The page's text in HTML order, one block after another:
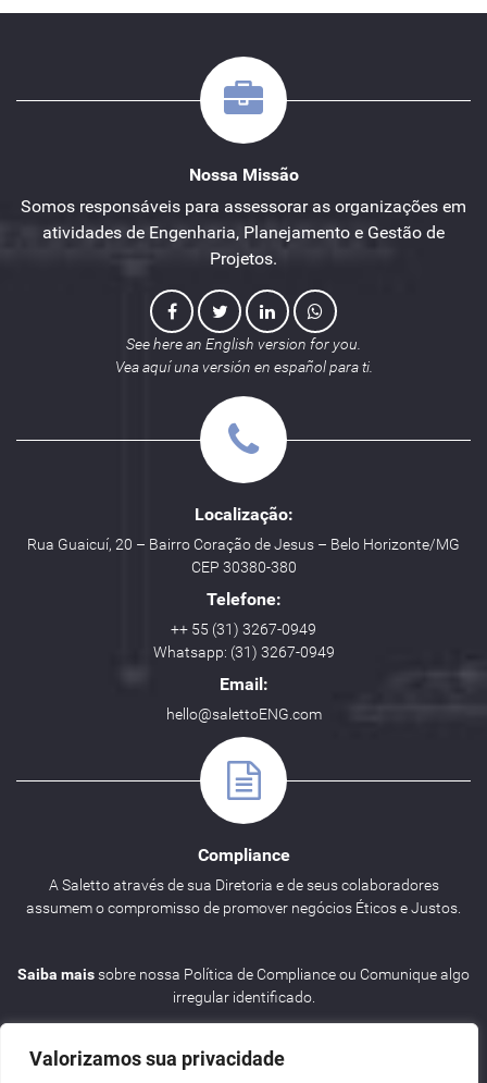
Valorizamos sua privacidade
Nossa Missão
Somos responsáveis para assessorar as organizações em
atividades de Engenharia, Planejamento e Gestão de
Projetos.
See here an English version for you.
Vea aquí una versión en español para ti.
Localização:
Rua Guaicuí, 20 – Bairro Coração de Jesus – Belo Horizonte/MG
CEP 30380-380
Telefone:
++ 55 (31) 3267-0949
Whatsapp: (31) 3267-0949
Email:
hello@salettoENG.com
Compliance
A Saletto através de sua Diretoria e de seus colaboradores
assumem o compromisso de promover negócios Éticos e Justos.
Saiba maissobre nossa Política de Compliance ou Comunique algo
irregular identificado.